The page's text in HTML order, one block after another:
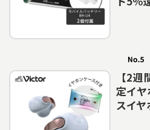
【2
定イ
スイ